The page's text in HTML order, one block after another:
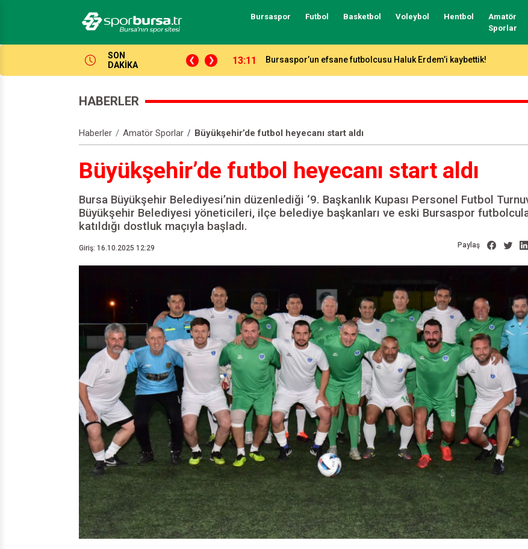
Bursaspor Futbol Basketbol Voleybol Hentbol
Amatör
Sporlar
SON
DAKİKA
03:17 Maç Masası toplandı: Timsah, Bodrum’un aşırı sıcağını da yenerse
HABERLER
Haberler Amatör Sporlar Büyükşehir’de futbol heyecanı start aldı
Büyükşehir’de futbol heyecanı start aldı
Bursa Büyükşehir Belediyesi’nin düzenlediği ‘9. Başkanlık Kupası Personel Futbol
Büyükşehir Belediyesi yöneticileri, ilçe belediye başkanları ve eski Bursaspor
katıldığı dostluk maçıyla başladı.
Giriş: 16.10.2025 12:29 Paylaş